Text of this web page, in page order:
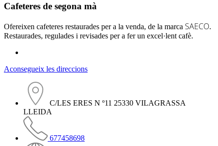
Cafeteres de segona mà
Ofereixen cafeteres restaurades per a la venda, de la marca SAECO.
Restaurades, regulades i revisades per a fer un excel·lent cafè.
Aconsegueix les direccions
C/LES ERES N º11 25330 VILAGRASSA
LLEIDA
677458698